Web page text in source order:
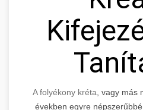
A folyékony kréta , vagy
években egyre